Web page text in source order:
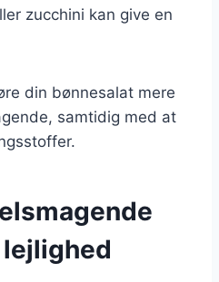
zucchini kan give en
din bønnesalat mere
samtidig med at